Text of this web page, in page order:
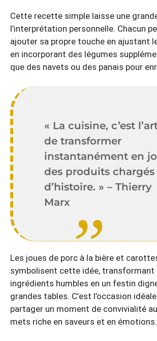
Cette recette simple laisse une
l’interprétation personnelle. Chacun
ajouter sa propre touche en ajustant
en incorporant des légumes
que des navets ou des panais pour
« La cuisine, c’est
de transformer
instantanément en
des produits chargés
d’histoire. » – Thierry
Marx
Les joues de porc à la bière et
symbolisent cette idée, transformant
ingrédients humbles en un festin
grandes tables. C’est l’occasion
partager un moment de convivialité
mets riche en saveurs et en émotions.